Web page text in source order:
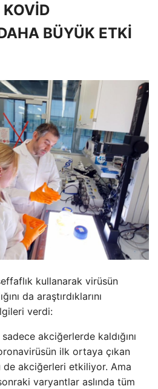
KOVİD
BÜYÜK ETKİ
kullanarak virüsün
da araştırdıklarını
verdi:
akciğerlerde kaldığını
ilk ortaya çıkan
de akciğerleri etkiliyor. Ama
varyantlar aslında tüm